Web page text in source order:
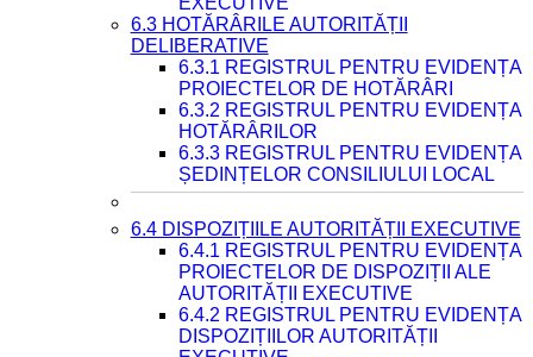
6.3 HOTĂRÂRILE AUTORITĂȚII
DELIBERATIVE
6.3.1 REGISTRUL PENTRU EVIDENȚA
PROIECTELOR DE HOTĂRÂRI
6.3.2 REGISTRUL PENTRU EVIDENȚA
HOTĂRÂRILOR
6.3.3 REGISTRUL PENTRU EVIDENȚA
ȘEDINȚELOR CONSILIULUI LOCAL
6.4 DISPOZIȚIILE AUTORITĂȚII EXECUTIVE
6.4.1 REGISTRUL PENTRU EVIDENȚA
PROIECTELOR DE DISPOZIȚII ALE
AUTORITĂȚII EXECUTIVE
6.4.2 REGISTRUL PENTRU EVIDENȚA
DISPOZIȚIILOR AUTORITĂȚII